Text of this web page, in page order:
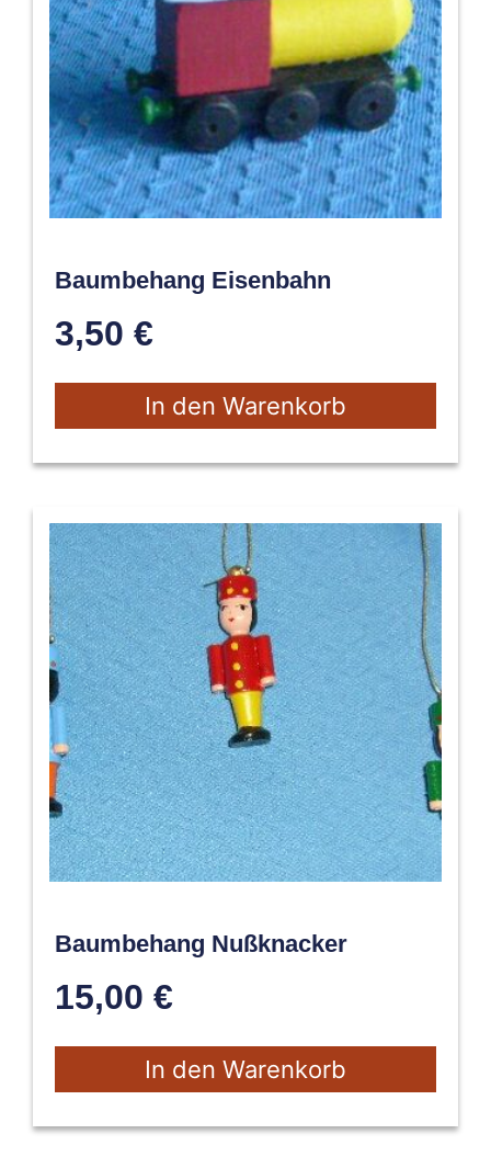
Baumbehang Eisenbahn
3,50 €
In den Warenkorb
Baumbehang Nußknacker
15,00 €
In den Warenkorb